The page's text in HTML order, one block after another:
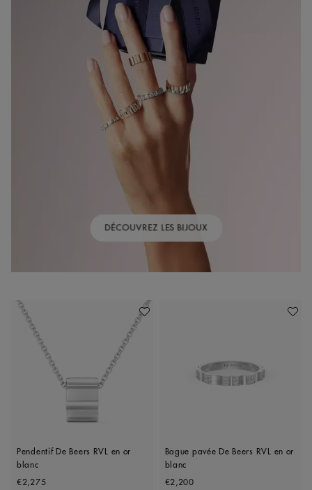
Ajouter À Ma Wishlist
Pendentif De Beers RVL en or
blanc
Original price
€2,275
Bague pavée De Beers RVL en or
blanc
Original price
€2,200
DÉCOUVREZ LES BIJOUX